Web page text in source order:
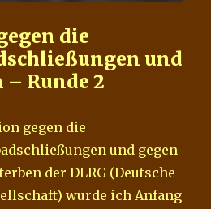
die
und
– Runde 2
gegen die
und gegen
der DLRG (Deutsche
wurde ich Anfang